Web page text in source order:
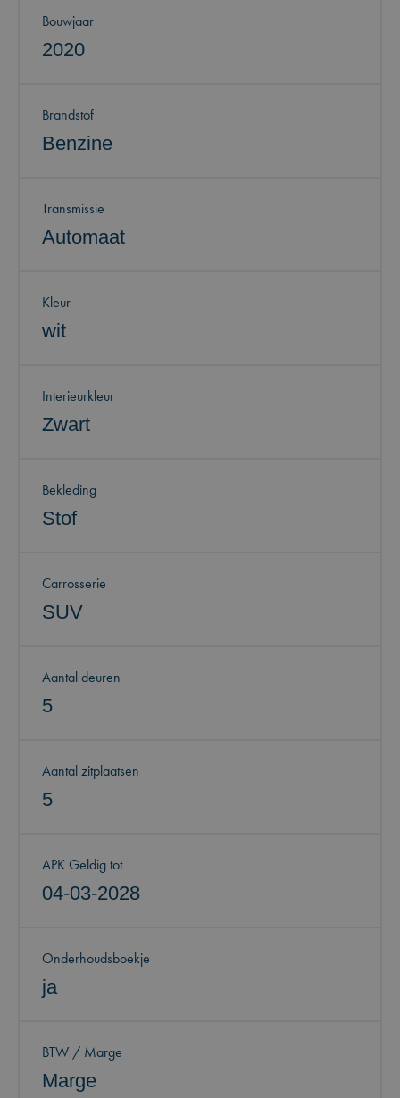
Bouwjaar
2020
Brandstof
Benzine
Transmissie
Automaat
Kleur
wit
Interieurkleur
Zwart
Bekleding
Stof
Carrosserie
SUV
Aantal deuren
5
Aantal zitplaatsen
5
APK Geldig tot
04-03-2028
Onderhoudsboekje
ja
BTW / Marge
Marge